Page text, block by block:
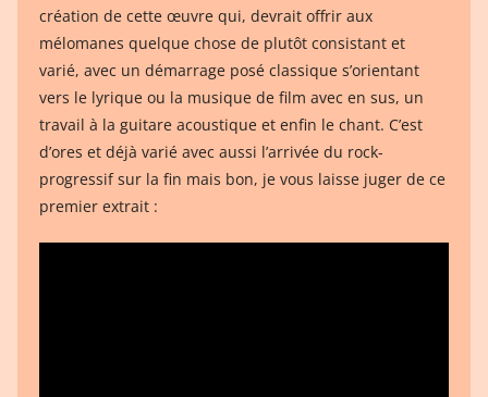
création de cette œuvre qui, devrait offrir aux
mélomanes quelque chose de plutôt consistant et
varié, avec un démarrage posé classique s’orientant
vers le lyrique ou la musique de film avec en sus, un
travail à la guitare acoustique et enfin le chant. C’est
d’ores et déjà varié avec aussi l’arrivée du rock-
progressif sur la fin mais bon, je vous laisse juger de ce
premier extrait :